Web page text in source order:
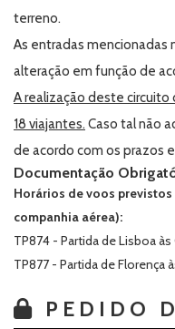
terreno.
As entradas mencionadas
alteração em função de
A realização deste
18 viajantes. Caso tal não
de acordo com os prazos
Documentação
Horários de voos
companhia aérea):
TP874 - Partida de Lisboa
TP877 - Partida de Florença
PEDIDO